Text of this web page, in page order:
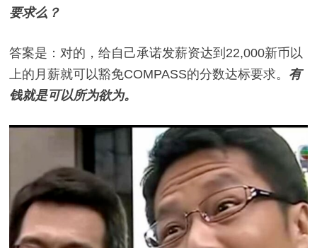
要求么？
答案是：对的，给自己承诺发薪资达到22,000新币以
上的月薪就可以豁免COMPASS的分数达标要求。 有
钱就是可以所为欲为。